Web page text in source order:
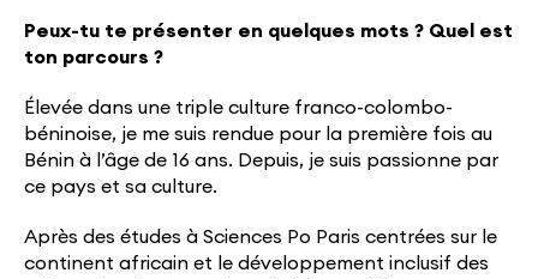
Peux-tu te présenter en quelques mots ? Quel est
ton parcours ?
Élevée dans une triple culture franco-colombo-
béninoise, je me suis rendue pour la première fois au
Bénin à l’âge de 16 ans. Depuis, je suis passionne par
ce pays et sa culture.
Après des études à Sciences Po Paris centrées sur le
continent africain et le développement inclusif des